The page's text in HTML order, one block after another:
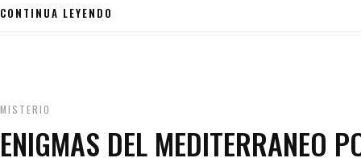
CONTINUA LEYENDO
MISTERIO
ENIGMAS DEL MEDITERRANEO